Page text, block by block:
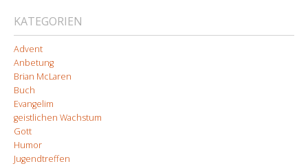
KATEGORIEN
Advent
Anbetung
Brian McLaren
Buch
Evangelim
geistlichen Wachstum
Gott
Humor
Jugendtreffen